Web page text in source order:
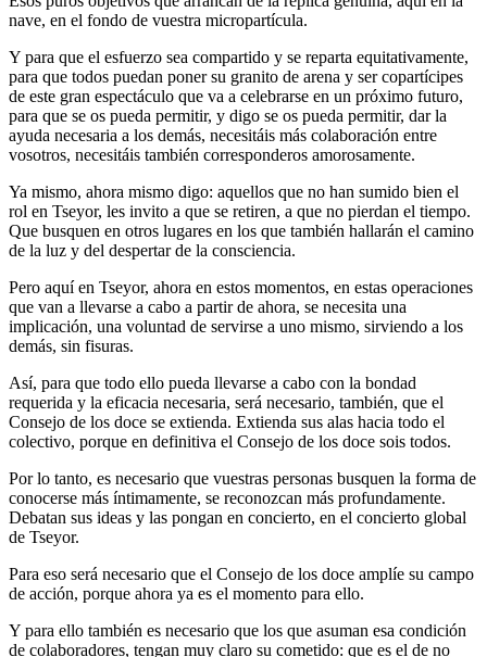
nave, en el fondo de vuestra micropartícula.
Y para que el esfuerzo sea compartido y se reparta equitativamente,
para que todos puedan poner su granito de arena y ser copartícipes
de este gran espectáculo que va a celebrarse en un próximo futuro,
para que se os pueda permitir, y digo se os pueda permitir, dar la
ayuda necesaria a los demás, necesitáis más colaboración entre
vosotros, necesitáis también corresponderos amorosamente.
Ya mismo, ahora mismo digo: aquellos que no han sumido bien el
rol en Tseyor, les invito a que se retiren, a que no pierdan el tiempo.
Que busquen en otros lugares en los que también hallarán el camino
de la luz y del despertar de la consciencia.
Pero aquí en Tseyor, ahora en estos momentos, en estas operaciones
que van a llevarse a cabo a partir de ahora, se necesita una
implicación, una voluntad de servirse a uno mismo, sirviendo a los
demás, sin fisuras.
Así, para que todo ello pueda llevarse a cabo con la bondad
requerida y la eficacia necesaria, será necesario, también, que el
Consejo de los doce se extienda. Extienda sus alas hacia todo el
colectivo, porque en definitiva el Consejo de los doce sois todos.
Por lo tanto, es necesario que vuestras personas busquen la forma de
conocerse más íntimamente, se reconozcan más profundamente.
Debatan sus ideas y las pongan en concierto, en el concierto global
de Tseyor.
Para eso será necesario que el Consejo de los doce amplíe su campo
de acción, porque ahora ya es el momento para ello.
Y para ello también es necesario que los que asuman esa condición
de colaboradores, tengan muy claro su cometido: que es el de no